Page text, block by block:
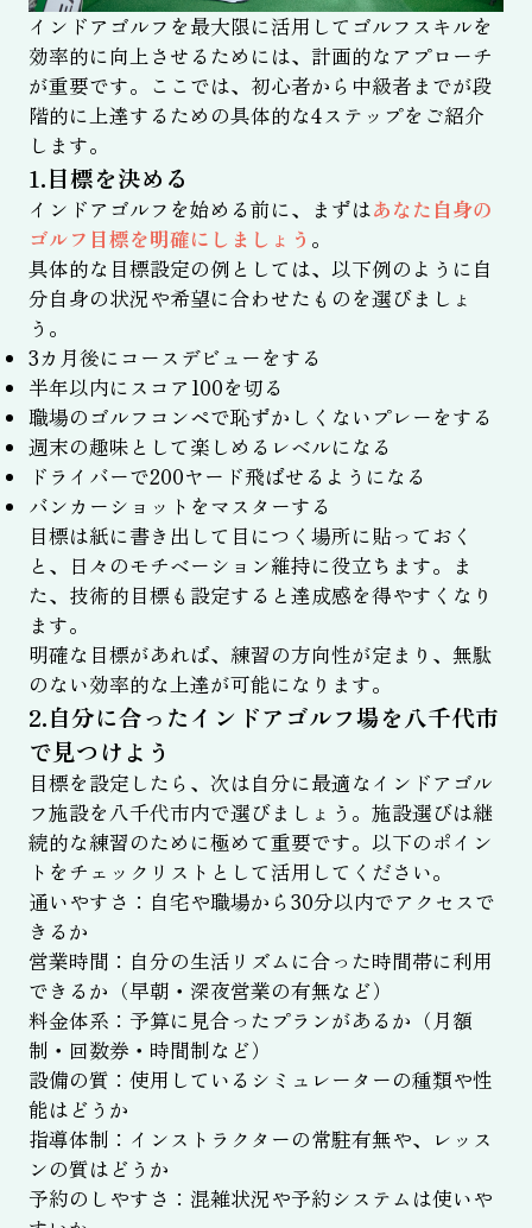
インドアゴルフを最大限に活用してゴルフスキルを
効率的に向上させるためには、計画的なアプローチ
が重要です。ここでは、初心者から中級者までが段
階的に上達するための具体的な4ステップをご紹介
します。
1.目標を決める
インドアゴルフを始める前に、まずはあなた自身の
ゴルフ目標を明確にしましょう 。
具体的な目標設定の例としては、以下例のように自
分自身の状況や希望に合わせたものを選びましょ
う。
3カ月後にコースデビューをする
半年以内にスコア100を切る
職場のゴルフコンペで恥ずかしくないプレーをする
週末の趣味として楽しめるレベルになる
ドライバーで200ヤード飛ばせるようになる
バンカーショットをマスターする
目標は紙に書き出して目につく場所に貼っておく
と、日々のモチベーション維持に役立ちます。ま
た、技術的目標も設定すると達成感を得やすくなり
ます。
明確な目標があれば、練習の方向性が定まり、無駄
のない効率的な上達が可能になります。
2.自分に合ったインドアゴルフ場を八千代市
で見つけよう
目標を設定したら、次は自分に最適なインドアゴル
フ施設を八千代市内で選びましょう。施設選びは継
続的な練習のために極めて重要です。以下のポイン
トをチェックリストとして活用してください。
通いやすさ：自宅や職場から30分以内でアクセスで
きるか
営業時間：自分の生活リズムに合った時間帯に利用
できるか（早朝・深夜営業の有無など）
料金体系：予算に見合ったプランがあるか（月額
制・回数券・時間制など）
設備の質：使用しているシミュレーターの種類や性
能はどうか
指導体制：インストラクターの常駐有無や、レッス
ンの質はどうか
予約のしやすさ：混雑状況や予約システムは使いや